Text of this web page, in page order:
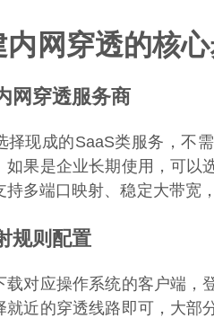
内网穿透的核
网穿透服务商
择现成的SaaS类服务，不
如果是企业长期使用，可以
持多端口映射、稳定大带宽
规则配置
载对应操作系统的客户端，
就近的穿透线路即可，大部